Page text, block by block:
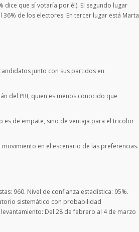
que sí votaría por él). El segundo lugar
de los electores. En tercer lugar está Marta
junto con sus partidos en
del PRI, quien es menos conocido que
es de empate, sino de ventaja para el tricolor
en el escenario de las preferencias.
960. Nivel de confianza estadística: 95%.
sistemático con probabilidad
Del 28 de febrero al 4 de marzo